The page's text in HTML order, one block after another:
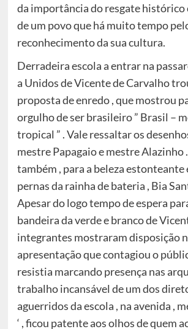
da importância do resgate histórico
de um povo que há muito tempo
reconhecimento da sua cultura.
Derradeira escola a entrar na
a Unidos de Vicente de Carvalho
proposta de enredo , que mostrou
orgulho de ser brasileiro ” Brasil –
tropical ” . Vale ressaltar os
mestre Papagaio e mestre Alazinho
também , para a beleza estonteante
pernas da rainha de bateria , Bia
Apesar do logo tempo de espera
bandeira da verde e branco de
integrantes mostraram disposição
apresentação que contagiou o
resistia marcando presença nas
trabalho incansável de um dos
aguerridos da escola , na avenida ,
‘ , ficou patente aos olhos de quem